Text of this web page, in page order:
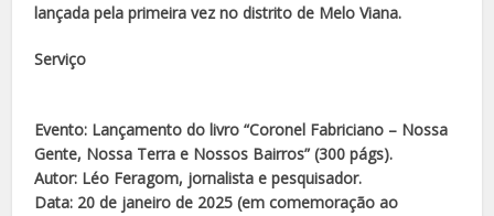
lançada pela primeira vez no distrito de Melo Viana.
Serviço
Evento: Lançamento do livro “Coronel Fabriciano – Nossa
Gente, Nossa Terra e Nossos Bairros” (300 págs).
Autor: Léo Feragom, jornalista e pesquisador.
Data: 20 de janeiro de 2025 (em comemoração ao